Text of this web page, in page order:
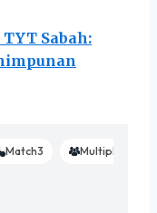
Sabah: